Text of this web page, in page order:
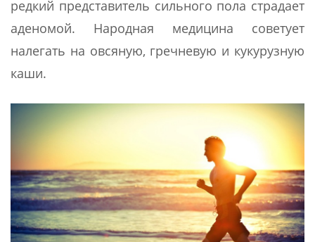
редкий представитель сильного пола страдает
аденомой. Народная медицина советует
налегать на овсяную, гречневую и кукурузную
каши.